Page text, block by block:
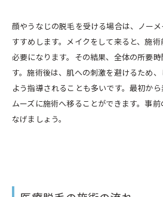
顔やうなじの脱毛を受ける場合は、ノー
すすめします。メイクをして来ると、施
必要になります。その結果、全体の所要
す。施術後は、肌への刺激を避けるため
よう指導されることも多いです。最初か
ムーズに施術へ移ることができます。事
なげましょう。